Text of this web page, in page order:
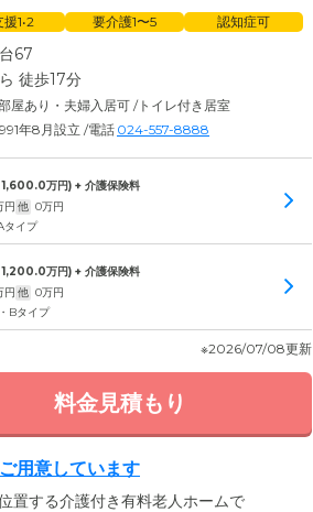
1•2 要介護1〜5 認知症可
67
徒歩17分
屋あり・夫婦入居可/トイレ付き居室
年8月設立 /電話 024-557-8888
1,600.0万円) + 介護保険料
円 他 0万円
タイプ
1,200.0万円) + 介護保険料
円 他 0万円
Bタイプ
※2026/07/08更新
料金見積もり
用意しています
置する介護付き有料老人ホームで